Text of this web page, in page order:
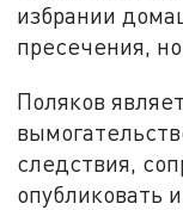
избрании
пресечения,
Поляков
следствия,
опубликовать